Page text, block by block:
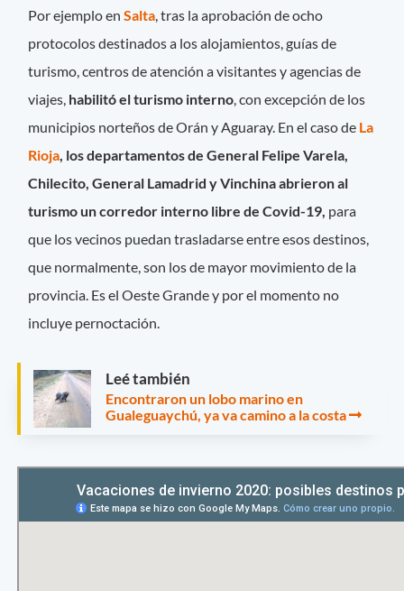
Por ejemplo enSalta , tras la aprobación de ocho
protocolos destinados a los alojamientos, guías de
turismo, centros de atención a visitantes y agencias de
viajes, habilitó el turismo interno , con excepción de los
municipios norteños de Orán y Aguaray. En el caso de La
Rioja , los departamentos de General Felipe Varela,
Chilecito, General Lamadrid y Vinchina abrieron al
turismo un corredor interno libre de Covid-19, para
que los vecinos puedan trasladarse entre esos destinos,
que normalmente, son los de mayor movimiento de la
provincia. Es el Oeste Grande y por el momento no
incluye pernoctación.
Leé también
Encontraron un lobo marino en
Gualeguaychú, ya va camino a la costa